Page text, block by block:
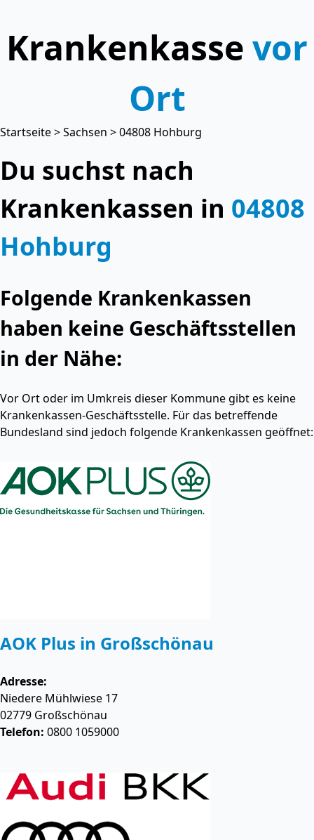
Krankenkasse vor
Ort
Startseite>Sachsen > 04808 Hohburg
Du suchst nach
Krankenkassen in 04808
Hohburg
Folgende Krankenkassen
haben keine Geschäftsstellen
in der Nähe:
Vor Ort oder im Umkreis dieser Kommune gibt es keine
Krankenkassen-Geschäftsstelle. Für das betreffende
Bundesland sind jedoch folgende Krankenkassen geöffnet:
AOK Plus in Großschönau
Adresse:
Niedere Mühlwiese 17
02779 Großschönau
Telefon: 0800 1059000